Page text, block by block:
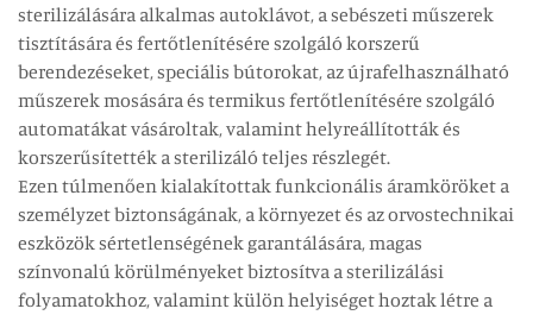
sterilizálására alkalmas autoklávot, a sebészeti műszerek
tisztítására és fertőtlenítésére szolgáló korszerű
berendezéseket, speciális bútorokat, az újrafelhasználható
műszerek mosására és termikus fertőtlenítésére szolgáló
automatákat vásároltak, valamint helyreállították és
korszerűsítették a sterilizáló teljes részlegét.
Ezen túlmenően kialakítottak funkcionális áramköröket a
személyzet biztonságának, a környezet és az orvostechnikai
eszközök sértetlenségének garantálására, magas
színvonalú körülményeket biztosítva a sterilizálási
folyamatokhoz, valamint külön helyiséget hoztak létre a